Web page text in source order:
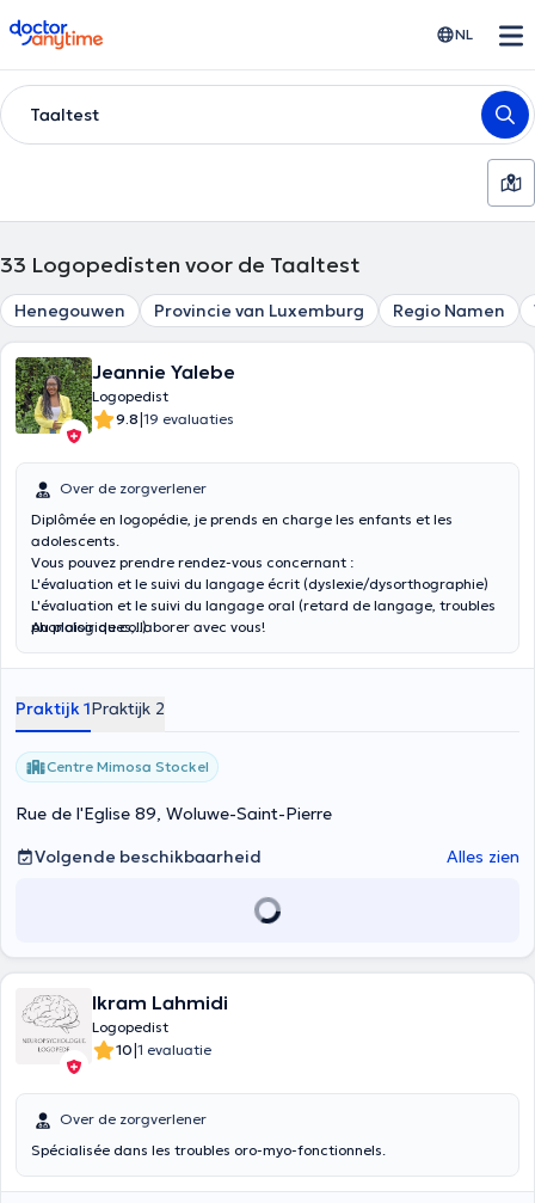
doctoranytime NL
Taaltest
33 Logopedisten voor de Taaltest
Henegouwen Provincie van Luxemburg Regio Namen
Jeannie Yalebe
Logopedist
9.8|19 evaluaties
Over de zorgverlener
Diplômée en logopédie, je prends en charge les enfants et les
adolescents.
Vous pouvez prendre rendez-vous concernant :
L'évaluation et le suivi du langage écrit (dyslexie/dysorthographie)
L'évaluation et le suivi du langage oral (retard de langage, troubles
phonologiques,..)
L'évaluation et le suivi de la trisomie 21
Au plaisir de collaborer avec vous!
Praktijk 1Praktijk 2
Centre Mimosa Stockel
Rue de l'Eglise 89, Woluwe-Saint-Pierre
Volgende beschikbaarheid
Alles zien
Ikram Lahmidi
Logopedist
10|1 evaluatie
Over de zorgverlener
Spécialisée dans les troubles oro-myo-fonctionnels.